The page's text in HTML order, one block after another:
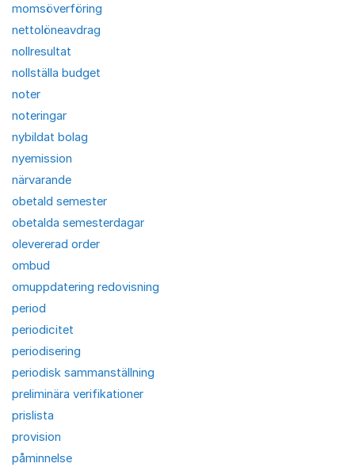
momsöverföring
nettolöneavdrag
nollresultat
nollställa budget
noter
noteringar
nybildat bolag
nyemission
närvarande
obetald semester
obetalda semesterdagar
olevererad order
ombud
omuppdatering redovisning
period
periodicitet
periodisering
periodisk sammanställning
preliminära verifikationer
prislista
provision
påminnelse